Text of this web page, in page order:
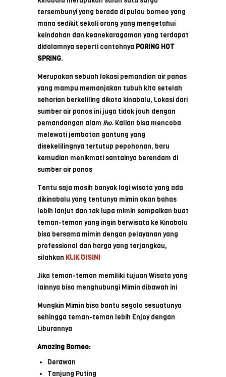
tersembunyi yang berada di pulau borneo yang
mana sedikit sekali orang yang mengetahui
keindahan dan keanekaragaman yang terdapat
didalamnya seperti contohnya PORING HOT
SPRING.
Merupakan sebuah lokasi pemandian air panas
yang mampu memanjakan tubuh kita setelah
seharian berkeliling dikota kinabalu, Lokasi dari
sumber air panas ini juga tidak jauh dengan
pemandangan alam lho. Kalian bisa mencoba
melewati jembatan gantung yang
disekelilingnya tertutup pepohonan, baru
kemudian menikmati santainya berendam di
sumber air panas
Tentu saja masih banyak lagi wisata yang ada
dikinabalu yang tentunya mimin akan bahas
lebih lanjut dan tak lupa mimin sampaikan buat
teman-teman yang ingin berwisata ke Kinabalu
bisa bersama mimin dengan pelayanan yang
professional dan harga yang terjangkau,
silahkan KLIK DISINI
Jika teman-teman memiliki tujuan Wisata yang
lainnya bisa menghubungi Mimin dibawah ini
Mungkin Mimin bisa bantu segala sesuatunya
sehingga teman-teman lebih Enjoy dengan
Liburannya
Amazing Borneo:
Derawan
Tanjung Puting